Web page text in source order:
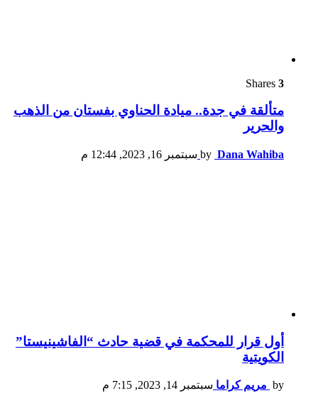
3
متألقة في جدة.. ميادة الحناوي بفستان من الذهب
والحرير
by Dana Wahiba سبتمبر 16, 2023, 12:44 م
أول قرار للمحكمة في قضية حادث “الفاشينيستا”
الكويتية
by مريم كراما سبتمبر 14, 2023, 7:15 م